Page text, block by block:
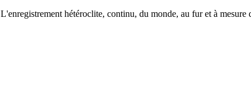
L'enregistrement hétéroclite, continu, du monde, au fur et à